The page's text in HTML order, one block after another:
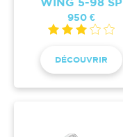
WING 5-98 SP
950 €
DÉCOUVRIR